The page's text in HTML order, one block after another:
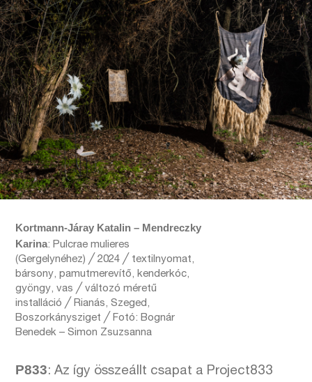
Kortmann-Járay Katalin – Mendreczky
Karina: Pulcrae mulieres
(Gergelynéhez) ╱ 2024 ╱ textilnyomat,
bársony, pamutmerevítő, kenderkóc,
gyöngy, vas ╱ változó méretű
installáció ╱ Rianás, Szeged,
Boszorkánysziget ╱ Fotó: Bognár
Benedek – Simon Zsuzsanna
P833: Az így összeállt csapat a Project833